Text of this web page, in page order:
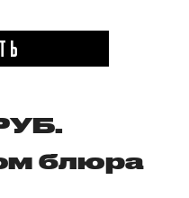
блюра